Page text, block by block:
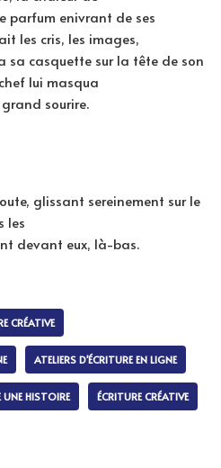
parfum enivrant de ses
les cris, les images,
sa casquette sur la tête de son
lui masqua
sourire.
glissant sereinement sur le
les
devant eux, là-bas.
CRÉATIVE
ATELIERS D'ÉCRITURE EN LIGNE
UNE HISTOIRE ÉCRITURE CRÉATIVE